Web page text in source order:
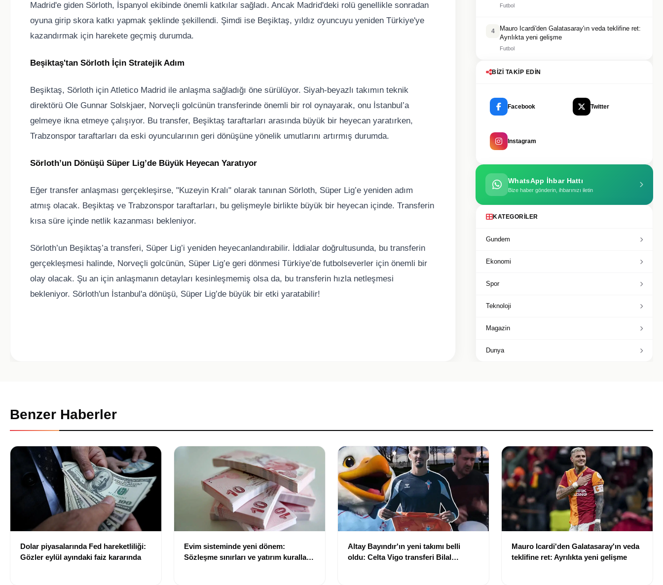
Madrid'e giden Sörloth, İspanyol ekibinde önemli katkılar sağladı. Ancak Madrid'deki rolü genellikle sonradan
oyuna girip skora katkı yapmak şeklinde şekillendi. Şimdi ise Beşiktaş, yıldız oyuncuyu yeniden Türkiye'ye
kazandırmak için harekete geçmiş durumda.
Beşiktaş'tan Sörloth İçin Stratejik Adım
Beşiktaş, Sörloth için Atletico Madrid ile anlaşma sağladığı öne sürülüyor. Siyah-beyazlı takımın teknik
direktörü Ole Gunnar Solskjaer, Norveçli golcünün transferinde önemli bir rol oynayarak, onu İstanbul’a
gelmeye ikna etmeye çalışıyor. Bu transfer, Beşiktaş taraftarları arasında büyük bir heyecan yaratırken,
Trabzonspor taraftarları da eski oyuncularının geri dönüşüne yönelik umutlarını artırmış durumda.
Sörloth’un Dönüşü Süper Lig’de Büyük Heyecan Yaratıyor
Eğer transfer anlaşması gerçekleşirse, "Kuzeyin Kralı" olarak tanınan Sörloth, Süper Lig’e yeniden adım
atmış olacak. Beşiktaş ve Trabzonspor taraftarları, bu gelişmeyle birlikte büyük bir heyecan içinde. Transferin
kısa süre içinde netlik kazanması bekleniyor.
Sörloth’un Beşiktaş’a transferi, Süper Lig’i yeniden heyecanlandırabilir. İddialar doğrultusunda, bu transferin
gerçekleşmesi halinde, Norveçli golcünün, Süper Lig’e geri dönmesi Türkiye’de futbolseverler için önemli bir
olay olacak. Şu an için anlaşmanın detayları kesinleşmemiş olsa da, bu transferin hızla netleşmesi
bekleniyor. Sörloth'un İstanbul'a dönüşü, Süper Lig’de büyük bir etki yaratabilir!
Futbol
4
Mauro Icardi'den Galatasaray'ın veda teklifine ret:
Ayrılıkta yeni gelişme
Futbol
BIZI TAKIP EDIN
Facebook Twitter
Instagram
WhatsApp İhbar Hattı
Bize haber gönderin, ihbarınızı iletin
KATEGORILER
Gundem
Ekonomi
Spor
Teknoloji
Magazin
Dunya
Benzer Haberler
Dolar piyasalarında Fed hareketliliği:
Gözler eylül ayındaki faiz kararında
Evim sisteminde yeni dönem:
Sözleşme sınırları ve yatırım kuralları
Altay Bayındır'ın yeni takımı belli
oldu: Celta Vigo transferi Bilal
Mauro Icardi'den Galatasaray'ın veda
teklifine ret: Ayrılıkta yeni gelişme